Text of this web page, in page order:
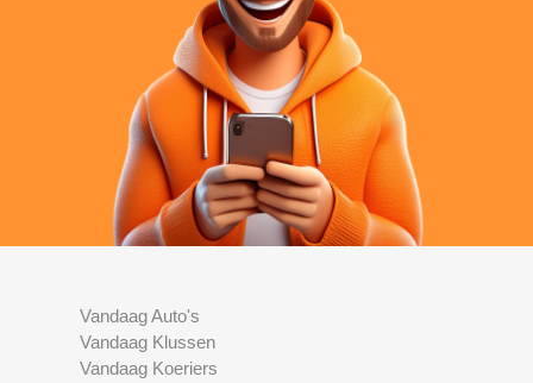
Vandaag Auto's
Vandaag Klussen
Vandaag Koeriers